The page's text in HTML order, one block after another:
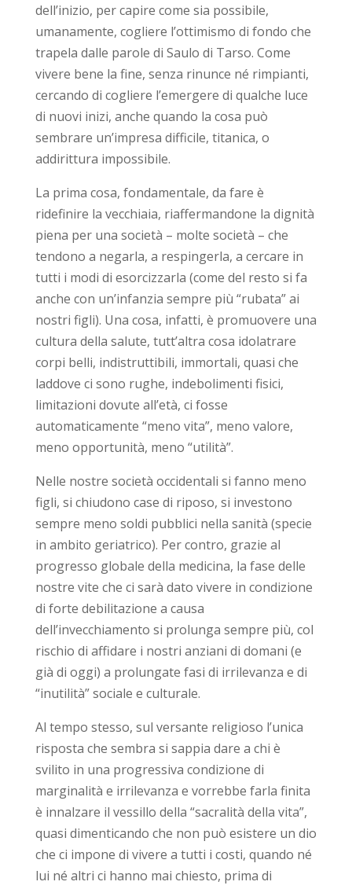
dell’inizio, per capire come sia possibile,
umanamente, cogliere l’ottimismo di fondo che
trapela dalle parole di Saulo di Tarso. Come
vivere bene la fine, senza rinunce né rimpianti,
cercando di cogliere l’emergere di qualche luce
di nuovi inizi, anche quando la cosa può
sembrare un’impresa difficile, titanica, o
addirittura impossibile.
La prima cosa, fondamentale, da fare è
ridefinire la vecchiaia, riaffermandone la dignità
piena per una società – molte società – che
tendono a negarla, a respingerla, a cercare in
tutti i modi di esorcizzarla (come del resto si fa
anche con un’infanzia sempre più “rubata” ai
nostri figli). Una cosa, infatti, è promuovere una
cultura della salute, tutt’altra cosa idolatrare
corpi belli, indistruttibili, immortali, quasi che
laddove ci sono rughe, indebolimenti fisici,
limitazioni dovute all’età, ci fosse
automaticamente “meno vita”, meno valore,
meno opportunità, meno “utilità”.
Nelle nostre società occidentali si fanno meno
figli, si chiudono case di riposo, si investono
sempre meno soldi pubblici nella sanità (specie
in ambito geriatrico). Per contro, grazie al
progresso globale della medicina, la fase delle
nostre vite che ci sarà dato vivere in condizione
di forte debilitazione a causa
dell’invecchiamento si prolunga sempre più, col
rischio di affidare i nostri anziani di domani (e
già di oggi) a prolungate fasi di irrilevanza e di
“inutilità” sociale e culturale.
Al tempo stesso, sul versante religioso l’unica
risposta che sembra si sappia dare a chi è
svilito in una progressiva condizione di
marginalità e irrilevanza e vorrebbe farla finita
è innalzare il vessillo della “sacralità della vita”,
quasi dimenticando che non può esistere un dio
che ci impone di vivere a tutti i costi, quando né
lui né altri ci hanno mai chiesto, prima di